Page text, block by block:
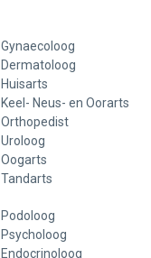
Gynaecoloog
Dermatoloog
Huisarts
Keel- Neus- en Oorarts
Orthopedist
Uroloog
Oogarts
Tandarts
Podoloog
Psycholoog
Endocrinoloog